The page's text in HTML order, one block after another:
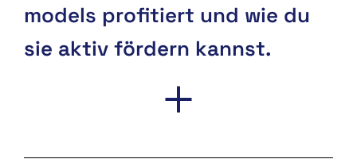
models profitiert und wie du
sie aktiv fördern kannst.